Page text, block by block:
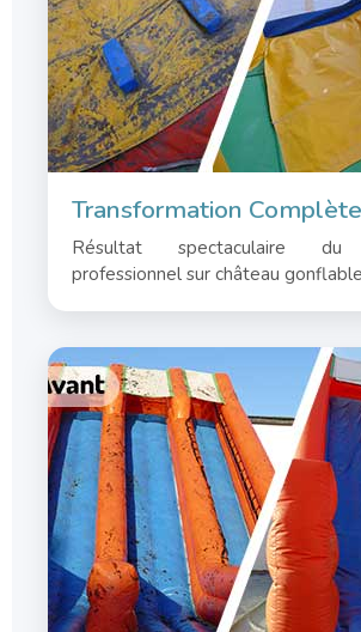
Transformation Complète
Résultat spectaculaire du
professionnel sur château